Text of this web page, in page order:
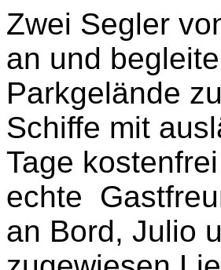
Zwei Segler
an und
Parkgelände
Schiffe mit
Tage
echte
an Bord, Julio